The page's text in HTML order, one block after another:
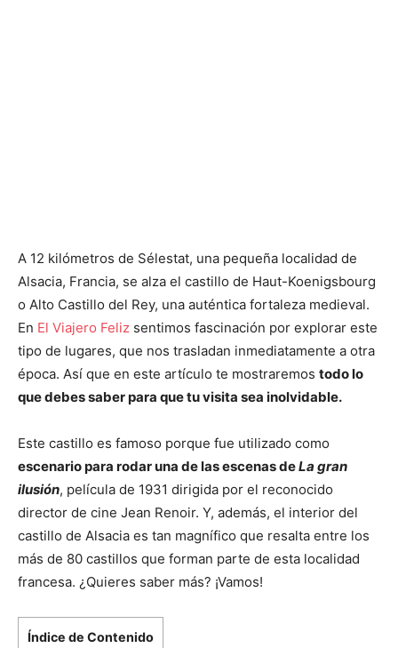
A 12 kilómetros de Sélestat, una pequeña localidad de
Alsacia, Francia, se alza el castillo de Haut-Koenigsbourg
o Alto Castillo del Rey, una auténtica fortaleza medieval.
En El Viajero Feliz sentimos fascinación por explorar este
tipo de lugares, que nos trasladan inmediatamente a otra
época. Así que en este artículo te mostraremos todo lo
que debes saber para que tu visita sea inolvidable.
Este castillo es famoso porque fue utilizado como
escenario para rodar una de las escenas deLa gran
ilusión, película de 1931 dirigida por el reconocido
director de cine Jean Renoir. Y, además, el interior del
castillo de Alsacia es tan magnífico que resalta entre los
más de 80 castillos que forman parte de esta localidad
francesa. ¿Quieres saber más? ¡Vamos!
Índice de Contenido